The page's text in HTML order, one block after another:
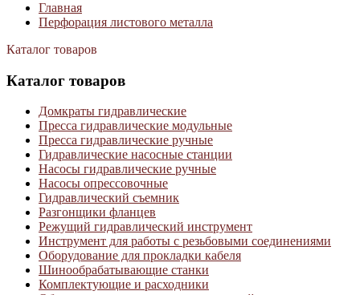
Главная
Перфорация листового металла
Каталог товаров
Каталог товаров
Домкраты гидравлические
Пресса гидравлические модульные
Пресса гидравлические ручные
Гидравлические насосные станции
Насосы гидравлические ручные
Насосы опрессовочные
Гидравлический съемник
Разгонщики фланцев
Режущий гидравлический инструмент
Инструмент для работы с резьбовыми соединениями
Оборудование для прокладки кабеля
Шинообрабатывающие станки
Комплектующие и расходники